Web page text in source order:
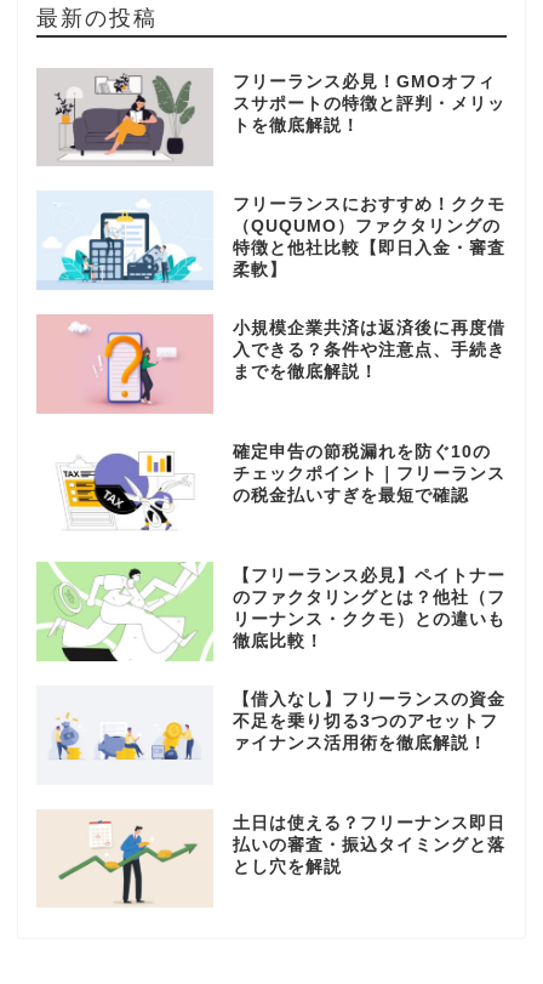
最新の投稿
フリーランス必見！GMOオフィ
スサポートの特徴と評判・メリッ
トを徹底解説！
フリーランスにおすすめ！ククモ
（QUQUMO）ファクタリングの
特徴と他社比較【即日入金・審査
柔軟】
小規模企業共済は返済後に再度借
入できる？条件や注意点、手続き
までを徹底解説！
確定申告の節税漏れを防ぐ10の
チェックポイント｜フリーランス
の税金払いすぎを最短で確認
【フリーランス必見】ペイトナー
のファクタリングとは？他社（フ
リーナンス・ククモ）との違いも
徹底比較！
【借入なし】フリーランスの資金
不足を乗り切る3つのアセットフ
ァイナンス活用術を徹底解説！
土日は使える？フリーナンス即日
払いの審査・振込タイミングと落
とし穴を解説